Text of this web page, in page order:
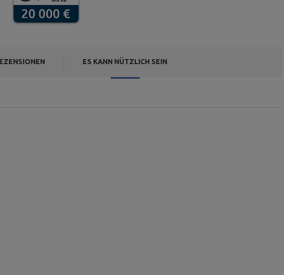
ES KANN NÜTZLICH SEIN